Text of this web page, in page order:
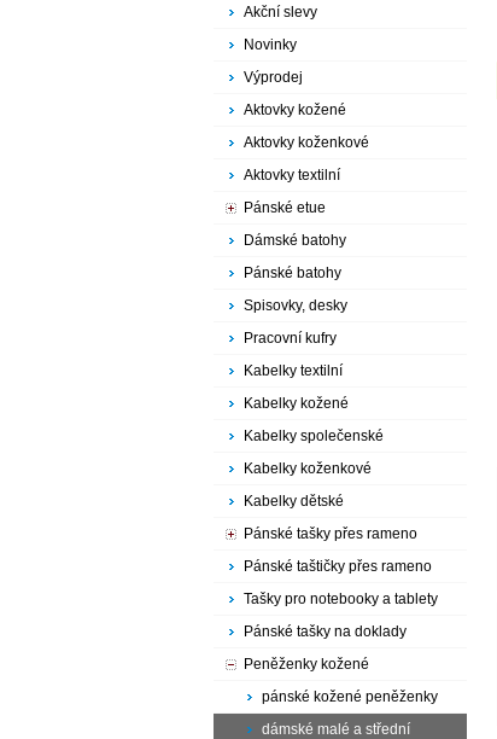
Akční slevy
Novinky
Výprodej
Aktovky kožené
Aktovky koženkové
Aktovky textilní
Pánské etue
Dámské batohy
Pánské batohy
Spisovky, desky
Pracovní kufry
Kabelky textilní
Kabelky kožené
Kabelky společenské
Kabelky koženkové
Kabelky dětské
Pánské tašky přes rameno
Pánské taštičky přes rameno
Tašky pro notebooky a tablety
Pánské tašky na doklady
Peněženky kožené
pánské kožené peněženky
dámské malé a střední